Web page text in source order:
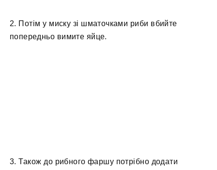
2. Потім у миску зі шматочками риби вбийте
попередньо вимите яйце.
3. Також до рибного фаршу потрібно додати